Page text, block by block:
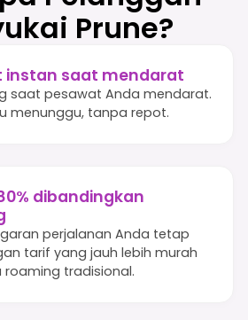
Prune?
instan saat mendarat
saat pesawat Anda mendarat.
menunggu, tanpa repot.
dibandingkan
perjalanan Anda tetap
tarif yang jauh lebih murah
roaming tradisional.